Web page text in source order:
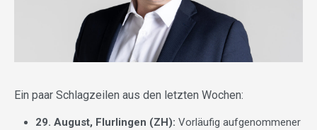
Ein paar Schlagzeilen aus den letzten Wochen:
29. August, Flurlingen (ZH): Vorläufig aufgenommener